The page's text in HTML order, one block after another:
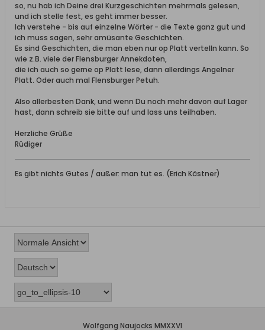
so, nu hab ich Deine drei Kurzgeschichten mehrmals gelesen,
und ich stelle fest, es geht immer besser.
Ich verstehe - bis auf einzelne Wörter - die Texte ganz gut und
ich muss sagen, sehr amüsante Geschichten.
Es sind Geschichten, die man eben nur op Platt vertelln kann. So
wie z.B. viele der Flensburger Annekdoten,
die ich auch so gerne op Platt lese, dann allerdings Angelner
Platt. Oder auch mal Flensburger Petuh.
Also allerbesten Dank, und wenn Du noch mehr davon auf Lager
hast, dann schreib sie bitte auf und lass uns teilhaben.
Herzliche Grüße
Rüdiger
Es gibt nichts Gutes / außer: man tut es. (Erich Kästner)
Wolfgang Naujocks MMXXVI